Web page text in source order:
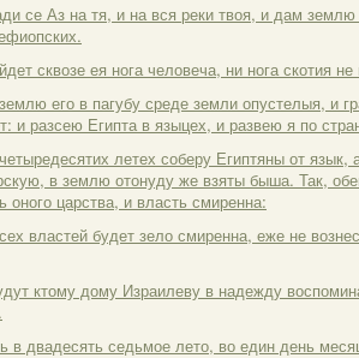
се Аз на тя, и на вся реки твоя, и дам
сквозе ея нога человеча, ни нога скотия
его в пагубу среде земли опустелыя, и
и разсею Египта в языцех, и развею я по
летех соберу Египтяны от
в землю отонуду же взяты быша. Так,
оного царства, и власть смиренна:
властей будет зело смиренна, еже не
ктому дому Израилеву в надежду
в двадесять седьмое лето, во един день